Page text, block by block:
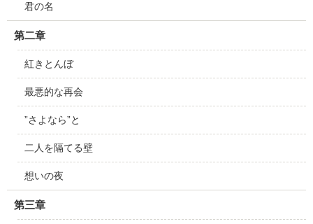
君の名
第二章
紅きとんぼ
最悪的な再会
”さよなら”と
二人を隔てる壁
想いの夜
第三章